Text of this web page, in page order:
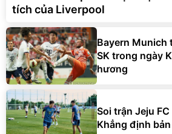
tích của Liverpool
Bayern Munich
SK trong ngày
hương
Soi trận Jeju
Khẳng định